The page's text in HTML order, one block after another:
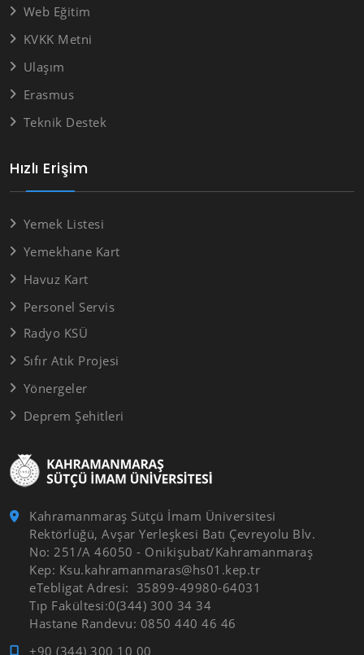
Kahramanmaraş Sütçü İmam Üniversitesi
Rektörlüğü, Avşar Yerleşkesi Batı Çevreyolu Blv.
No: 251/A 46050 - Onikişubat/Kahramanmaraş
Kep: Ksu.kahramanmaras@hs01.kep.tr
eTebligat Adresi: 35899-49980-64031
Tıp Fakültesi:0(344) 300 34 34
Hastane Randevu: 0850 440 46 46
+90 (344) 300 10 00
Hızlı Erişim
Yemek Listesi
Yemekhane Kart
Havuz Kart
Personel Servis
Radyo KSÜ
Sıfır Atık Projesi
Yönergeler
Deprem Şehitleri
Web Eğitim
KVKK Metni
Ulaşım
Erasmus
Teknik Destek